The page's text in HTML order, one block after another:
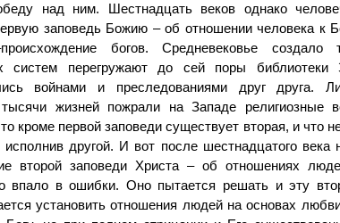
над ним. Шестнадцать веков однако
заповедь Божию – об отношении человека к
богов. Средневековье
систем перегружают до сей поры
войнами и преследованиями друг друга.
тысячи жизней пожрали на Западе религиозные
кроме первой заповеди существует вторая, и что
исполнив другой. И вот после шестнадцатого века
второй заповеди Христа – об отношениях
впало в ошибки. Оно пытается решать и эту
установить отношения людей на основах